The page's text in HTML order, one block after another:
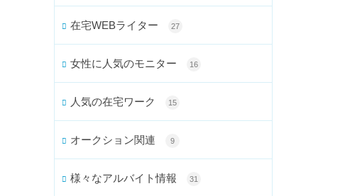
在宅WEBライター 27
女性に人気のモニター 16
人気の在宅ワーク 15
オークション関連 9
様々なアルバイト情報 31